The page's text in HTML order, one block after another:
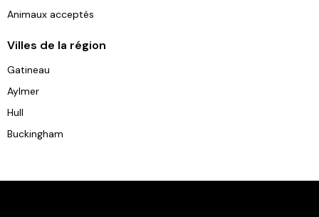
Animaux acceptés
Villes de la région
Gatineau
Aylmer
Hull
Buckingham